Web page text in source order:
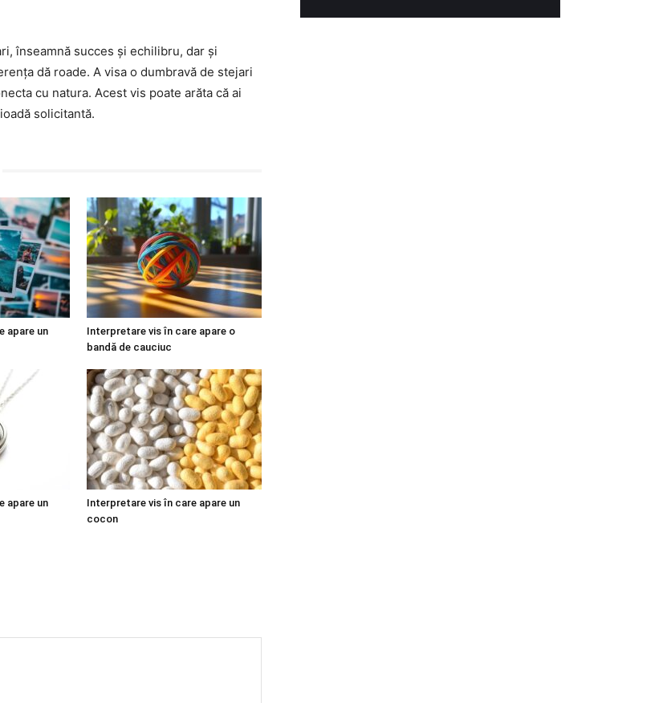
înseamnă succes și echilibru, dar și
dă roade. A visa o dumbravă de stejari
cu natura. Acest vis poate arăta că ai
solicitantă.
apare un
Interpretare vis în care apare o
bandă de cauciuc
apare un
Interpretare vis în care apare un
cocon